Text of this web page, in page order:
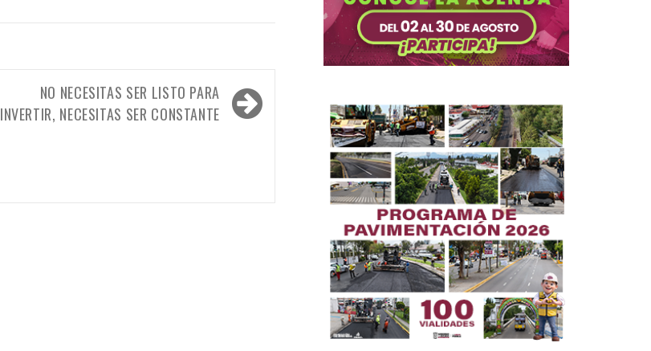
NO NECESITAS SER LISTO PARA
INVERTIR, NECESITAS SER CONSTANTE